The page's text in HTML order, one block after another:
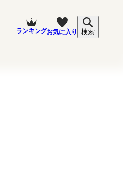
ランキングお気に入り 検索